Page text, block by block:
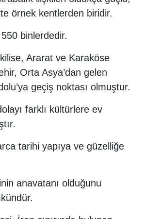
örnek kentlerden biridir.
binlerdedir.
Ararat ve Karaköse
Orta Asya’dan gelen
geçiş noktası olmuştur.
farklı kültürlere ev
tarihi yapıya ve güzelliğe
anavatanı olduğunu